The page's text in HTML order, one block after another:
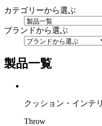
カテゴリーから選ぶ
ブランドから選ぶ
製品一覧
クッション・インテ
Throw